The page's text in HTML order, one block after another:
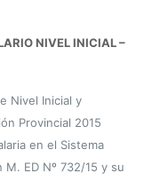
NIVEL INICIAL –
Nivel Inicial y
Provincial 2015
en el Sistema
ED Nº 732/15 y su